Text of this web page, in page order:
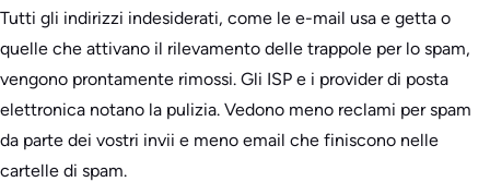
Tutti gli indirizzi indesiderati, come le e-mail usa e getta o
quelle che attivano il rilevamento delle trappole per lo spam,
vengono prontamente rimossi. Gli ISP e i provider di posta
elettronica notano la pulizia. Vedono meno reclami per spam
da parte dei vostri invii e meno email che finiscono nelle
cartelle di spam.